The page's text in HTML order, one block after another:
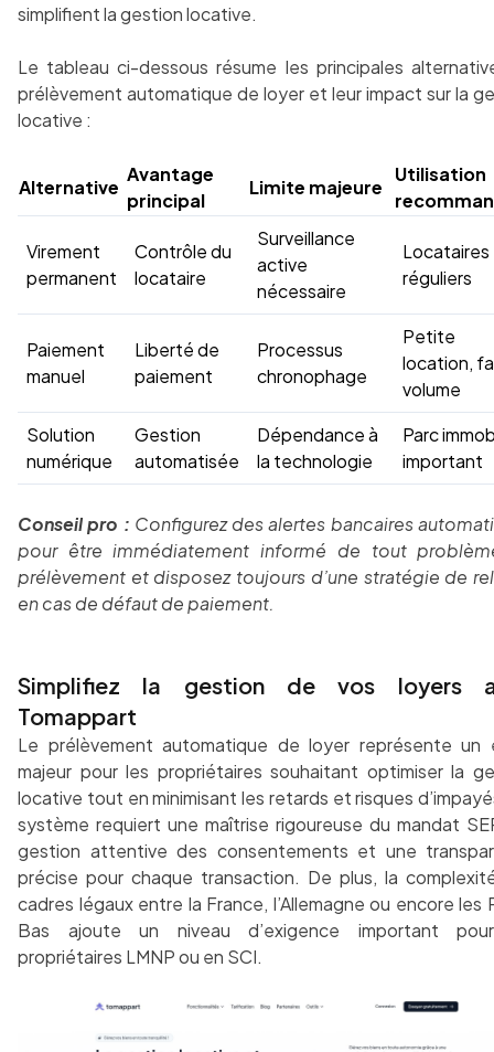
simplifient la gestion locative.
Le tableau ci-dessous résume les principales
prélèvement automatique de loyer et leur impact sur la
locative :
Alternative
Avantage
principal
Limite majeure
Utilisation
Virement
permanent
Contrôle du
locataire
Surveillance
active
nécessaire
Locataires
réguliers
Paiement
manuel
Liberté de
paiement
Processus
chronophage
Petite
location,
volume
Solution
numérique
Gestion
automatisée
Dépendance à
la technologie
Parc
important
Conseil pro : Configurez des alertes bancaires
pour être immédiatement informé de tout
prélèvement et disposez toujours d’une stratégie de
en cas de défaut de paiement.
Simplifiez la gestion de vos loyers
Tomappart
Le prélèvement automatique de loyer représente un
majeur pour les propriétaires souhaitant optimiser la
locative tout en minimisant les retards et risques
système requiert une maîtrise rigoureuse du mandat
gestion attentive des consentements et une
précise pour chaque transaction. De plus, la
cadres légaux entre la France, l’Allemagne ou encore les
Bas ajoute un niveau d’exigence important
propriétaires LMNP ou en SCI.